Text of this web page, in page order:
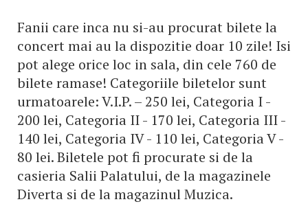
Fanii care inca nu si-au procurat bilete la
concert mai au la dispozitie doar 10 zile! Isi
pot alege orice loc in sala, din cele 760 de
bilete ramase! Categoriile biletelor sunt
urmatoarele: V.I.P. – 250 lei, Categoria I -
200 lei, Categoria II - 170 lei, Categoria III -
140 lei, Categoria IV - 110 lei, Categoria V -
80 lei. Biletele pot fi procurate si de la
casieria Salii Palatului, de la magazinele
Diverta si de la magazinul Muzica.